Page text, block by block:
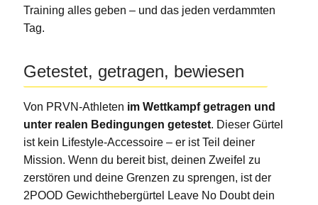
Training alles geben – und das jeden verdammten
Tag.
Getestet, getragen, bewiesen
Von PRVN-Athleten im Wettkampf getragen und
unter realen Bedingungen getestet. Dieser Gürtel
ist kein Lifestyle-Accessoire – er ist Teil deiner
Mission. Wenn du bereit bist, deinen Zweifel zu
zerstören und deine Grenzen zu sprengen, ist der
2POOD Gewichthebergürtel Leave No Doubt dein